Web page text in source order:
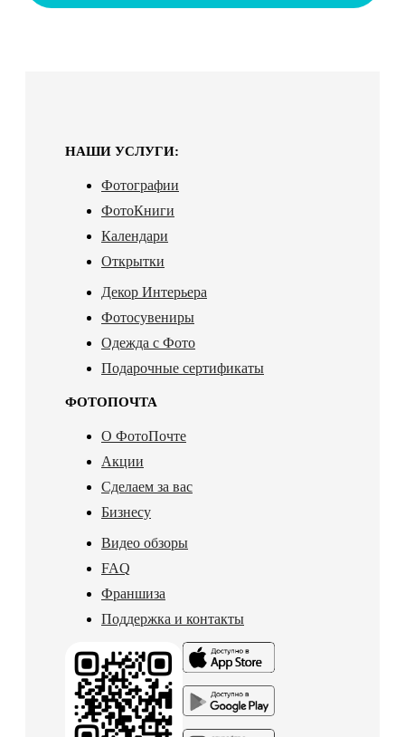
НАШИ УСЛУГИ:
Фотографии
ФотоКниги
Календари
Открытки
Декор Интерьера
Фотосувениры
Одежда с Фото
Подарочные сертификаты
ФОТОПОЧТА
О ФотоПочте
Акции
Сделаем за вас
Бизнесу
Видео обзоры
FAQ
Франшиза
Поддержка и контакты